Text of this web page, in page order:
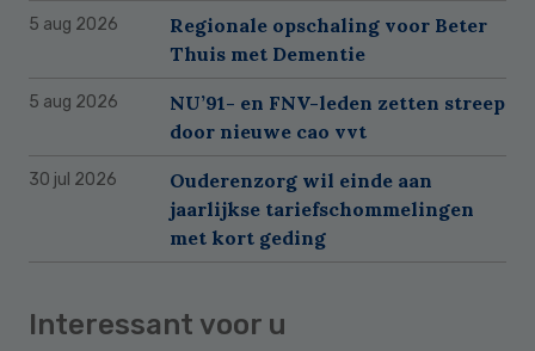
5 aug 2026
Regionale opschaling voor Beter
Thuis met Dementie
5 aug 2026
NU’91- en FNV-leden zetten streep
door nieuwe cao vvt
30 jul 2026
Ouderenzorg wil einde aan
jaarlijkse tariefschommelingen
met kort geding
Interessant voor u